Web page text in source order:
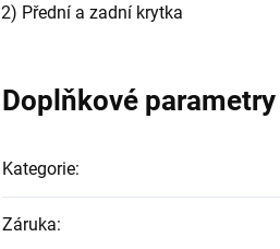
2) Přední a zadní krytka
Doplňkové parametry
Kategorie:
Záruka: